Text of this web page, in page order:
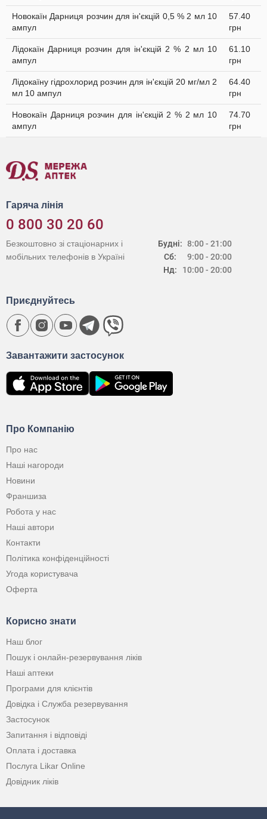
Новокаїн Дарниця розчин для ін'єкцій 0,5 % 2 мл 10
ампул
57.40
грн
Лідокаїн Дарниця розчин для ін'єкцій 2 % 2 мл 10
ампул
61.10
грн
Лідокаїну гідрохлорид розчин для ін'єкцій 20 мг/мл 2
мл 10 ампул
64.40
грн
Новокаїн Дарниця розчин для ін'єкцій 2 % 2 мл 10
ампул
74.70
грн
Гаряча лінія
0 800 30 20 60
Будні:
Сб:
Нд:
8:00 - 21:00
9:00 - 20:00
10:00 - 20:00
Безкоштовно зі стаціонарних і
мобільних телефонів в Україні
Про Компанію
Про нас
Наші нагороди
Новини
Франшиза
Робота у нас
Наші автори
Контакти
Політика конфіденційності
Угода користувача
Оферта
Корисно знати
Наш блог
Пошук і онлайн-резервування ліків
Наші аптеки
Програми для клієнтів
Довідка і Служба резервування
Застосунок
Запитання і відповіді
Оплата і доставка
Послуга Likar Online
Довідник ліків
Завантажити застосунок
Приєднуйтесь